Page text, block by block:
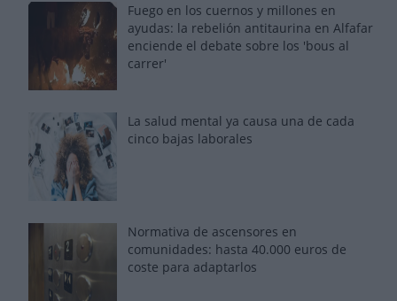
Fuego en los cuernos y millones en
ayudas: la rebelión antitaurina en Alfafar
enciende el debate sobre los 'bous al
carrer'
La salud mental ya causa una de cada
cinco bajas laborales
Normativa de ascensores en
comunidades: hasta 40.000 euros de
coste para adaptarlos